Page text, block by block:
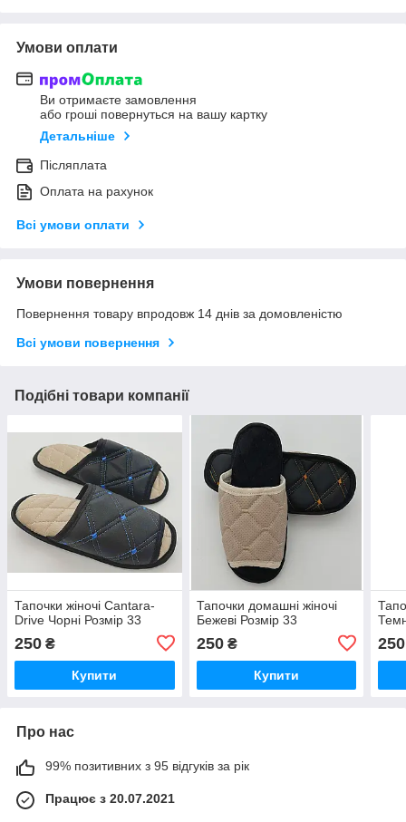
Умови оплати
Ви отримаєте замовлення
або гроші повернуться на вашу картку
Детальніше
Післяплата
Оплата на рахунок
Всі умови оплати
Умови повернення
Повернення товару впродовж 14 днів за домовленістю
Всі умови повернення
Подібні товари компанії
Тапочки жіночі Cantara-
Drive Чорні Розмір 33
250 ₴
Купити
Тапочки домашні жіночі
Бежеві Розмір 33
250₴
Купити
250
Про нас
99% позитивних з 95 відгуків за рік
Працює з 20.07.2021